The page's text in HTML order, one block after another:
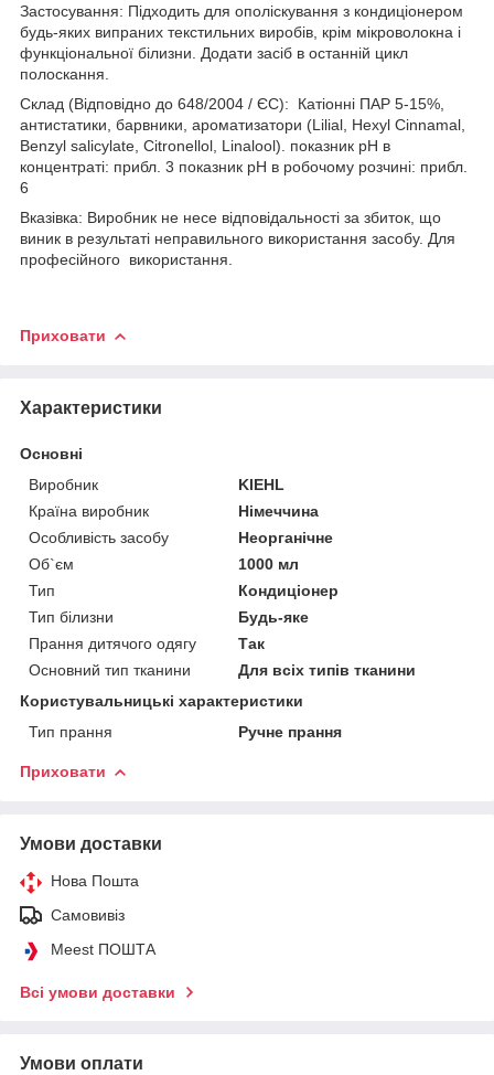
Застосування: Підходить для ополіскування з кондиціонером
будь-яких випраних текстильних виробів, крім мікроволокна і
функціональної білизни. Додати засіб в останній цикл
полоскання.
Склад (Відповідно до 648/2004 / ЄС): Катіонні ПАР 5-15%,
антистатики, барвники, ароматизатори (Lilial, Hexyl Cinnamal,
Benzyl salicylate, Citronellol, Linalool). показник pH в
концентраті: прибл. 3 показник pH в робочому розчині: прибл.
6
Вказівка: Виробник не несе відповідальності за збиток, що
виник в результаті неправильного використання засобу. Для
професійного використання.
Приховати
Характеристики
Основні
Виробник
KIEHL
Країна виробник
Німеччина
Особливість засобу
Неорганічне
Об`єм
1000 мл
Тип
Кондиціонер
Тип білизни
Будь-яке
Прання дитячого одягу
Так
Основний тип тканини
Для всіх типів тканини
Користувальницькі характеристики
Тип прання
Ручне прання
Приховати
Умови доставки
Нова Пошта
Самовивіз
Meest ПОШТА
Всі умови доставки
Умови оплати